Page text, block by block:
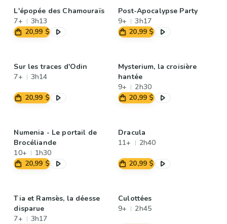
L'épopée des Chamouraïs
7+
3h13
20,99 $
Post-Apocalypse Party
9+
3h17
20,99 $
Sur les traces d'Odin
7+
3h14
20,99 $
Mysterium, la croisière
hantée
9+
2h30
20,99 $
Numenia - Le portail de
Brocéliande
10+
1h30
20,99 $
Dracula
11+
2h40
20,99 $
Tia et Ramsès, la déesse
disparue
7+
3h17
Culottées
9+
2h45